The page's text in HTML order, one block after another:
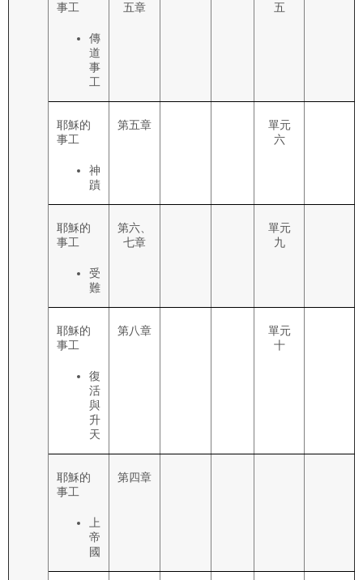
事工
傳
道
事
工
五章
五
耶穌的
事工
神
蹟
第五章
單元
六
耶穌的
事工
受
難
第六、
七章
單元
九
耶穌的
事工
復
活
與
升
天
第八章
單元
十
耶穌的
事工
上
帝
國
第四章